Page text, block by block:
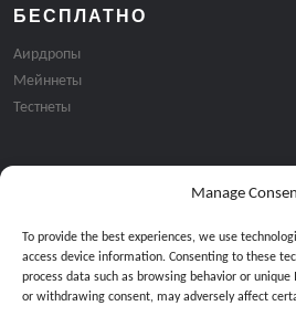
Manage
To provide the best experiences, we use
access device information. Consenting to these
process data such as browsing behavior or
or withdrawing consent, may adversely affect
БЕСПЛАТНО
Аирдропы
Мейннеты
Тестнеты
Подписка на email